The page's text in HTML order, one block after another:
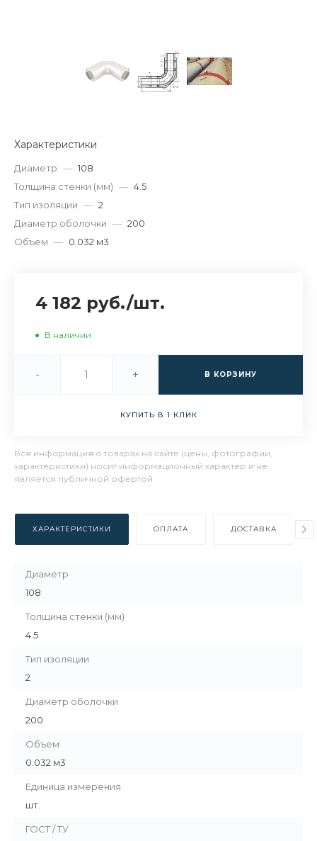
Характеристики
Диаметр — 108
Толщина стенки (мм) — 4.5
Тип изоляции — 2
Диаметр оболочки — 200
Объем — 0.032 м3
4 182 руб./шт.
В наличии
- + В КОРЗИНУ
КУПИТЬ В 1 КЛИК
Вся информация о товарах на сайте (цены, фотографии,
характеристики) носит информационный характер и не
является публичной офертой.
ХАРАКТЕРИСТИКИ ОПЛАТА ДОСТАВКА
Диаметр
108
Толщина стенки (мм)
4.5
Тип изоляции
2
Диаметр оболочки
200
Объем
0.032 м3
Единица измерения
шт.
ГОСТ / ТУ